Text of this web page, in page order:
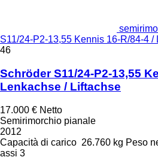
S11/24-P2-13,55 Kennis 16-R/84-4 /
46
Schröder S11/24-P2-13,55
Lenkachse / Liftachse
17.000 € Netto
Semirimorchio pianale
2012
Capacità di carico 26.760 kg Peso
assi 3